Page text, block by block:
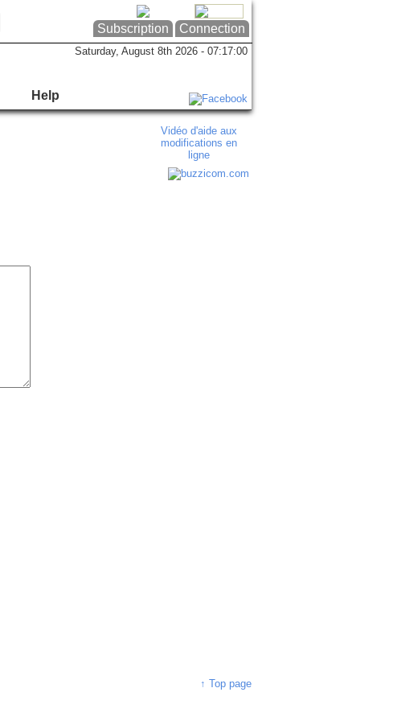
Subscription Connection
Saturday, August 8th 2026 - 07:17:01
Help
Vidéo d'aide aux
modifications en
ligne
↑ Top page